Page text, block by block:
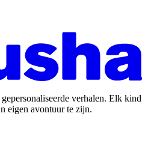
verhalen. Elk kind
eigen avontuur te zijn.